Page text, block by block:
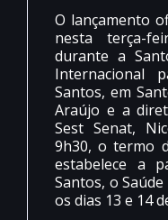
O lançamento
nesta terça-
durante a
Internacional
Santos, em
Araújo e a
Sest Senat,
9h30, o termo
estabelece a
Santos, o
os dias 13 e 14